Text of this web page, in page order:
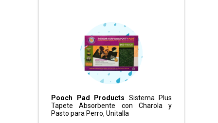
Pooch Pad Products Sistema Plus
Tapete Absorbente con Charola y
Pasto para Perro, Unitalla